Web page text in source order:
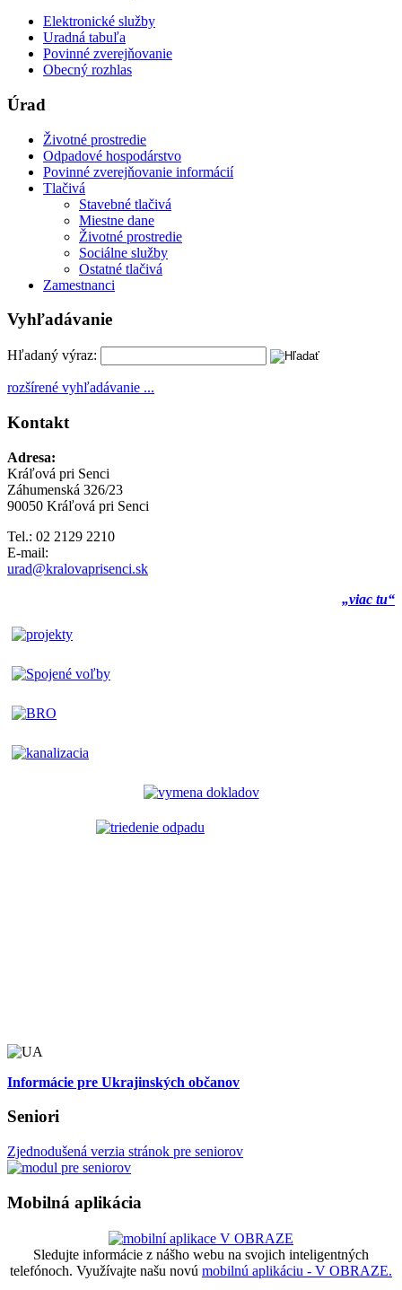
Elektronické služby
Uradná tabuľa
Povinné zverejňovanie
Obecný rozhlas
Úrad
Životné prostredie
Odpadové hospodárstvo
Povinné zverejňovanie informácií
Tlačivá
Stavebné tlačivá
Miestne dane
Životné prostredie
Sociálne služby
Ostatné tlačivá
Zamestnanci
Vyhľadávanie
Hľadaný výraz:
rozšírené vyhľadávanie ...
Kontakt
Adresa:
Kráľová pri Senci
Záhumenská 326/23
90050 Kráľová pri Senci
Tel.: 02 2129 2210
E-mail:
urad@kralovaprisenci.sk
„viac tu“
Informácie pre Ukrajinských občanov
Seniori
Zjednodušená verzia stránok pre seniorov
Mobilná aplikácia
Sledujte informácie z nášho webu na svojich inteligentných
telefónoch. Využívajte našu novú mobilnú aplikáciu - V OBRAZE.